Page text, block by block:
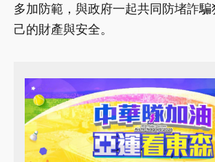
多加防範，與政府一起共同防堵詐騙
己的財產與安全。